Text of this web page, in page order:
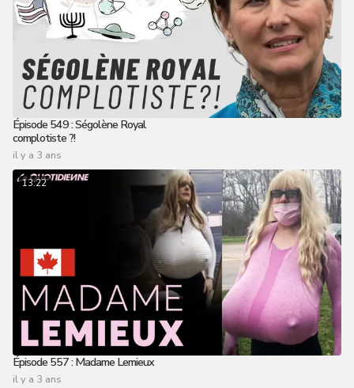
Épisode 549 : Ségolène Royal
complotiste ?!
il y a 3 ans
13:22
Épisode 557 : Madame Lemieux
il y a 3 ans